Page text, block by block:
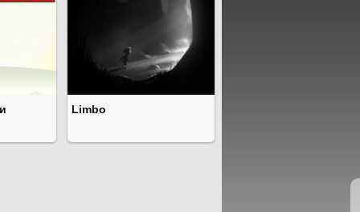
Limbo